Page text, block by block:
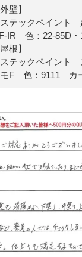
外壁】
テックペイント
IR 色：22-85D・
屋根】
テックペイント
F 色：9111 カ